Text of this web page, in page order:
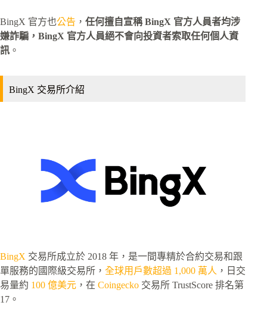
BingX 官方也公告 ， 任何擅自宣稱 BingX 官方人員者均涉
嫌詐騙，BingX 官方人員絕不會向投資者索取任何個人資
訊 。
BingX 交易所介紹
BingX 交易所成立於 2018 年，是一間專精於合約交易和跟
單服務的國際級交易所， 全球用戶數超過 1,000 萬人 ，日交
易量約 100 億美元 ，在 Coingecko 交易所 TrustScore 排名第
17。